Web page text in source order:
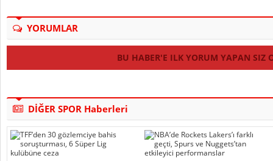
YORUMLAR
BU HABER'E ILK YORUM YAPAN SIZ
DİĞER SPOR Haberleri